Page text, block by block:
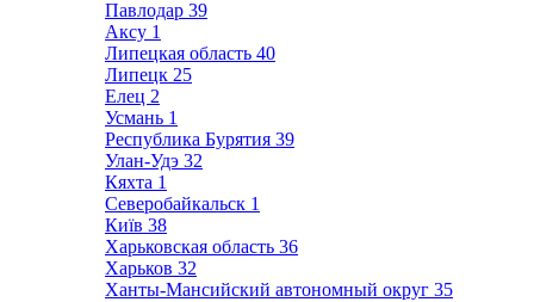
Павлодар 39
Аксу 1
Липецкая область 40
Липецк 25
Елец 2
Усмань 1
Республика Бурятия 39
Улан-Удэ 32
Кяхта 1
Северобайкальск 1
Київ 38
Харьковская область 36
Харьков 32
Ханты-Мансийский автономный округ 35